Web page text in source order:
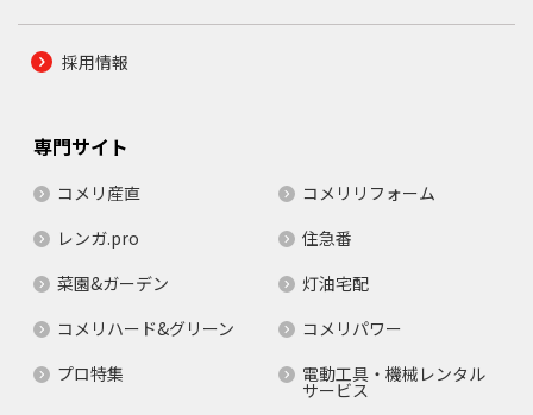
採用情報
専門サイト
コメリ産直
コメリリフォーム
レンガ.pro
住急番
菜園&ガーデン
灯油宅配
コメリハード&グリーン
コメリパワー
プロ特集
電動工具・機械レンタル
サービス